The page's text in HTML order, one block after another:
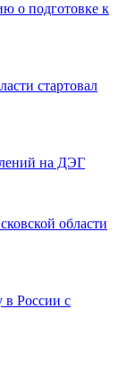
о подготовке к
стартовал
на ДЭГ
области
в России с